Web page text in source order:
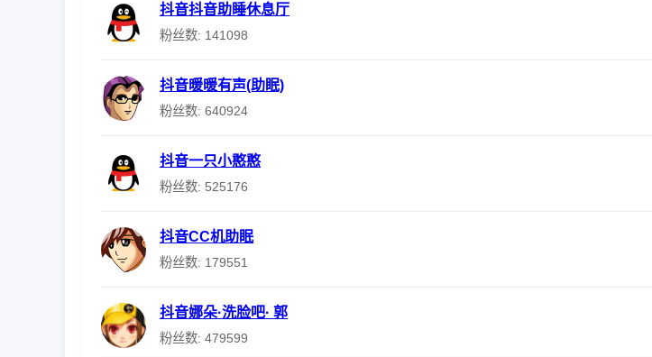
抖音抖音助睡休息厅
粉丝数: 141098
抖音暖暖有声(助眠)
粉丝数: 640924
抖音一只小憨憨
粉丝数: 525176
抖音CC机助眠
粉丝数: 179551
抖音娜朵·洗脸吧· 郭
粉丝数: 479599